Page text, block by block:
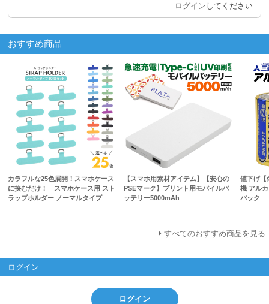
ログイン してください
おすすめ商品
カラフルな25色展開！スマホケース
に挟むだけ！ スマホケース用 スト
ラップホルダー ノーマルタイプ
【スマホ用素材アイテム】【安心の
PSEマーク】プリント用モバイルバ
ッテリー5000mAh
値下げ【
機 アル
パック
すべてのおすすめ商品を見る
ログイン
ログイン